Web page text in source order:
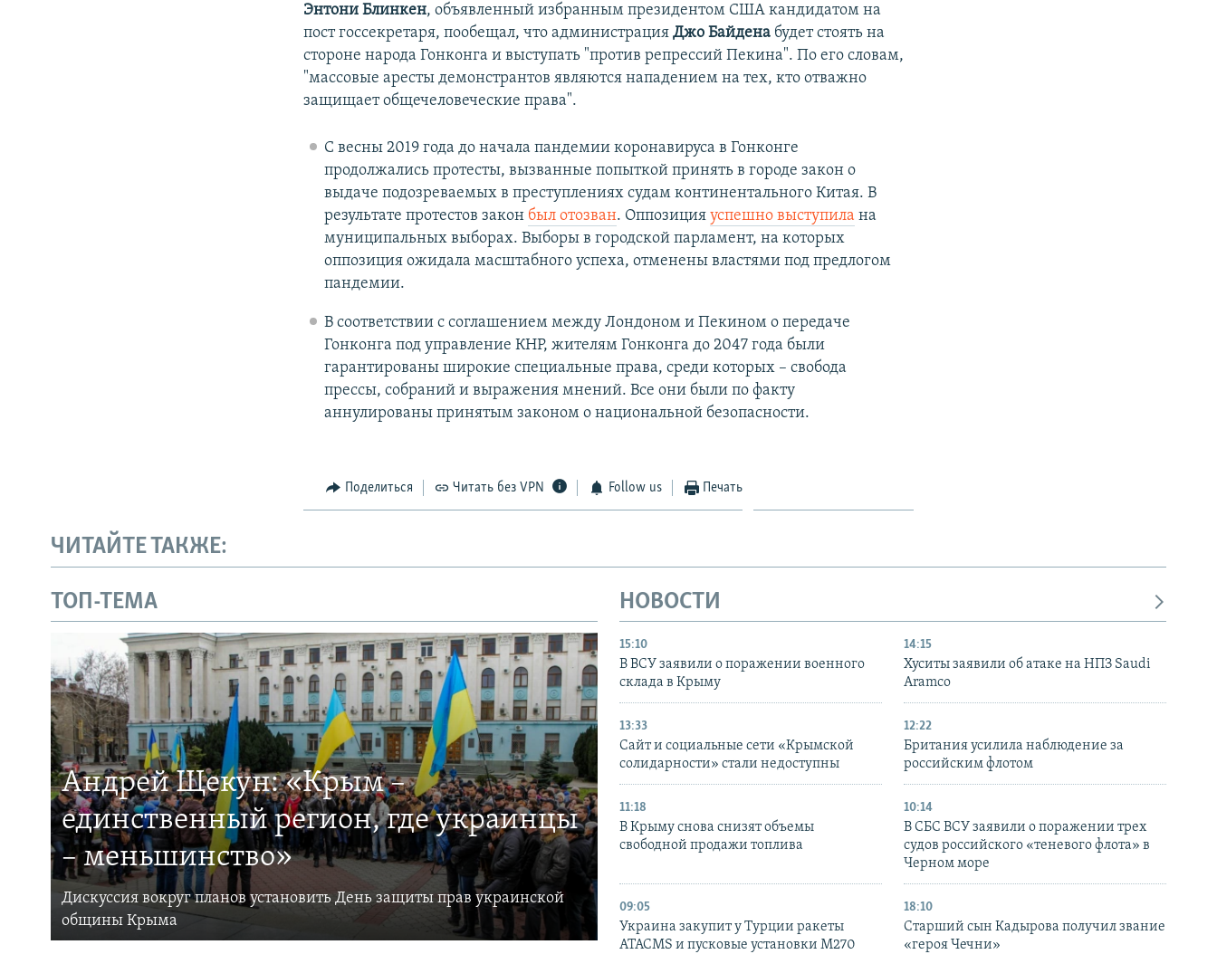
Энтони Блинкен, объявленный избранным президентом США кандидатом на
пост госсекретаря, пообещал, что администрацияДжо Байдена будет стоять на
стороне народа Гонконга и выступать "против репрессий Пекина". По его словам,
"массовые аресты демонстрантов являются нападением на тех, кто отважно
защищает общечеловеческие права".
С весны 2019 года до начала пандемии коронавируса в Гонконге
продолжались протесты, вызванные попыткой принять в городе закон о
выдаче подозреваемых в преступлениях судам континентального Китая. В
результате протестов закон был отозван. Оппозиция успешно выступила на
муниципальных выборах. Выборы в городской парламент, на которых
оппозиция ожидала масштабного успеха, отменены властями под предлогом
пандемии.
В соответствии с соглашением между Лондоном и Пекином о передаче
Гонконга под управление КНР, жителям Гонконга до 2047 года были
гарантированы широкие специальные права, среди которых – свобода
прессы, собраний и выражения мнений. Все они были по факту
аннулированы принятым законом о национальной безопасности.
Поделиться Читать без VPN Follow us Печать
ЧИТАЙТЕ ТАКЖЕ:
ТОП-ТЕМА
Андрей Щекун: «Крым –
единственный регион, где украинцы
– меньшинство»
Дискуссия вокруг планов установить День защиты прав украинской
общины Крыма
НОВОСТИ
15:10
В ВСУ заявили о поражении военного
склада в Крыму
14:15
Хуситы заявили об атаке на НПЗ Saudi
Aramco
13:33
Сайт и социальные сети «Крымской
солидарности» стали недоступны
12:22
Британия усилила наблюдение за
российским флотом
11:18
В Крыму снова снизят объемы
свободной продажи топлива
10:14
В СБС ВСУ заявили о поражении трех
судов российского «теневого флота» в
Черном море
09:05
Украина закупит у Турции ракеты
ATACMS и пусковые установки M270
18:10
Старший сын Кадырова получил звание
«героя Чечни»